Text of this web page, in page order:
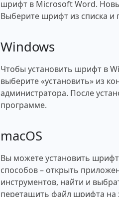
шрифт в Microsoft Word.
Выберите шрифт из списка и
Windows
Чтобы установить шрифт в
выберите «установить» из
администратора. После
программе.
macOS
Вы можете установить
способов – открыть
инструментов, найти и
перетащить файл шрифта